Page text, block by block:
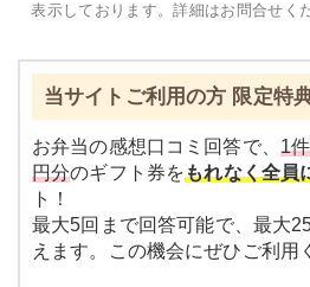
表示しております。詳細はお問合せく
当サイトご利用の方 限定特
お弁当の感想口コミ回答で、 1
円分のギフト券をもれなく全員
ト！
最大5回まで回答可能で、最大
えます。この機会にぜひご利用